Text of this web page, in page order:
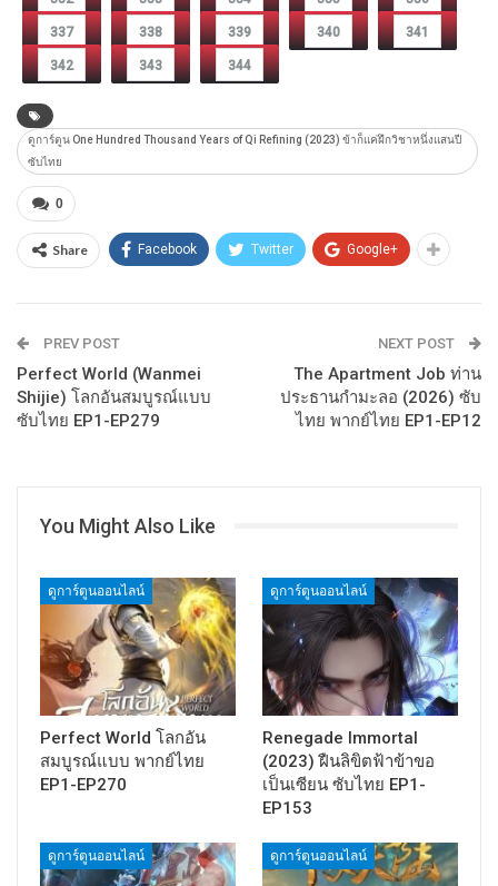
337 338 339 340 341
342 343 344
ดูการ์ตูน One Hundred Thousand Years of Qi Refining (2023) ข้าก็แค่ฝึกวิชาหนึ่งแสนปี
ซับไทย
0
Share Facebook Twitter Google+
PREV POST
Perfect World (Wanmei
Shijie) โลกอันสมบูรณ์แบบ
ซับไทย EP1-EP279
NEXT POST
The Apartment Job ท่าน
ประธานกำมะลอ (2026) ซับ
ไทย พากย์ไทย EP1-EP12
You Might Also Like
ดูการ์ตูนออนไลน์
Perfect World โลกอัน
สมบูรณ์แบบ พากย์ไทย
EP1-EP270
ดูการ์ตูนออนไลน์
Renegade Immortal
(2023) ฝืนลิขิตฟ้าข้าขอ
เป็นเซียน ซับไทย EP1-
EP153
ดูการ์ตูนออนไลน์ ดูการ์ตูนออนไลน์